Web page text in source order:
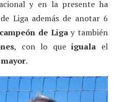
y en la presente ha
Liga además de anotar 6
campeón de Ligay también
, con lo queiguala el
.